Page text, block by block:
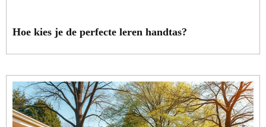
Hoe kies je de perfecte leren handtas?